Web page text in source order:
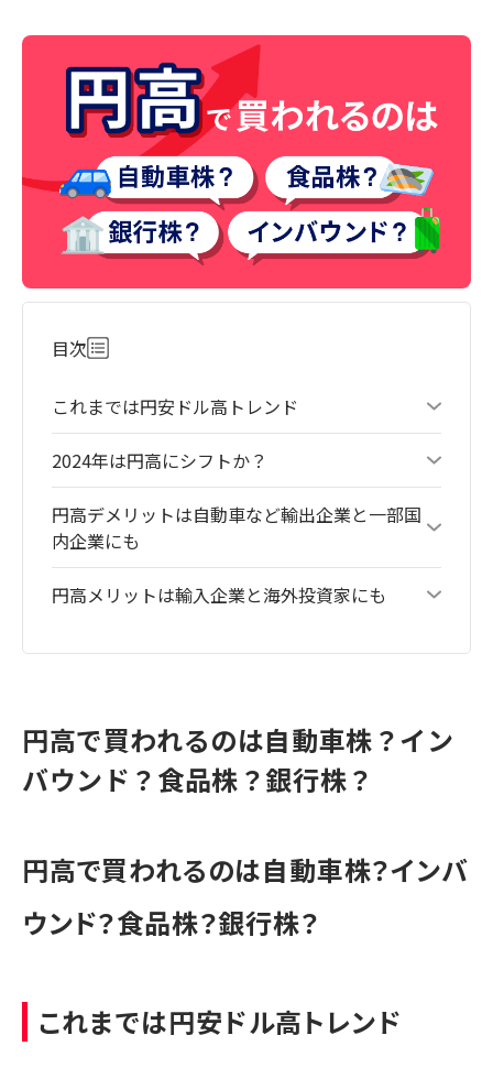
目次
これまでは円安ドル高トレンド
2024年は円高にシフトか？
円高デメリットは自動車など輸出企業と一部国
内企業にも
円高メリットは輸入企業と海外投資家にも
円高で買われるのは自動車株？イン
バウンド？食品株？銀行株？
円高で買われるのは自動車株？インバ
ウンド？食品株？銀行株？
これまでは円安ドル高トレンド